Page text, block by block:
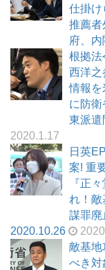
仕掛け
推薦者
府、
根拠法
西洋之
情報を
に防衛
東派遣
2020.1.17
日英
案! 重
『正
れ！
謀罪廃
2020.10.26
敵基地
べき対